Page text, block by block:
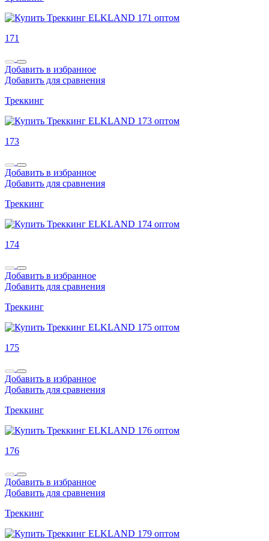
171
Добавить в избранное
Добавить для сравнения
Треккинг
173
Добавить в избранное
Добавить для сравнения
Треккинг
174
Добавить в избранное
Добавить для сравнения
Треккинг
175
Добавить в избранное
Добавить для сравнения
Треккинг
176
Добавить в избранное
Добавить для сравнения
Треккинг